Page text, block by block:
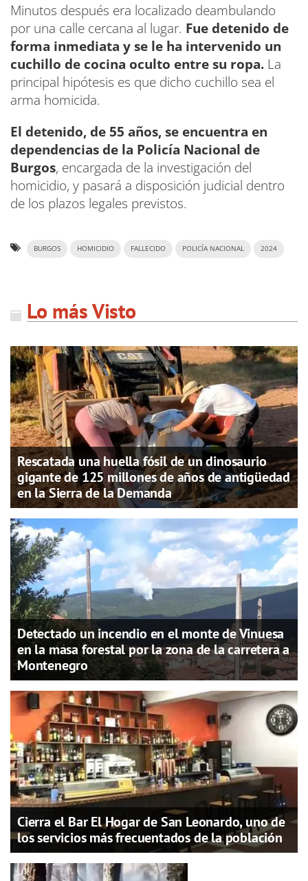
Minutos después era localizado deambulando
por una calle cercana al lugar. Fue detenido de
forma inmediata y se le ha intervenido un
cuchillo de cocina oculto entre su ropa. La
principal hipótesis es que dicho cuchillo sea el
arma homicida.
El detenido, de 55 años, se encuentra en
dependencias de la Policía Nacional de
Burgos, encargada de la investigación del
homicidio, y pasará a disposición judicial dentro
de los plazos legales previstos.
BURGOS HOMICIDIO FALLECIDO POLICÍA NACIONAL 2024
Lo más Visto
Rescatada una huella fósil de un dinosaurio
gigante de 125 millones de años de antigüedad
en la Sierra de la Demanda
Detectado un incendio en el monte de Vinuesa
en la masa forestal por la zona de la carretera a
Montenegro
Cierra el Bar El Hogar de San Leonardo, uno de
los servicios más frecuentados de la población